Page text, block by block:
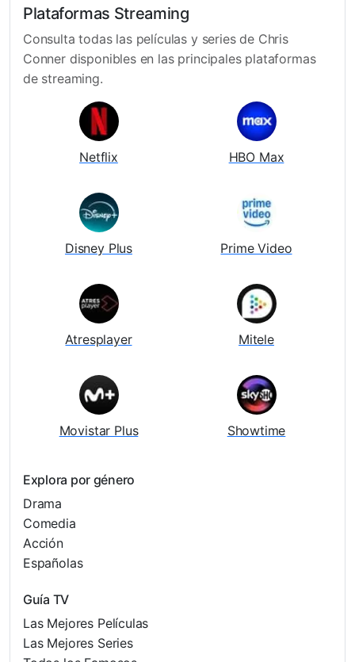
Plataformas Streaming
Consulta todas las películas y series de Chris
Conner disponibles en las principales plataformas
de streaming.
Netflix HBO Max
Disney Plus Prime Video
Atresplayer Mitele
Movistar Plus Showtime
Explora por género
Drama
Comedia
Acción
Españolas
Guía TV
Las Mejores Películas
Las Mejores Series